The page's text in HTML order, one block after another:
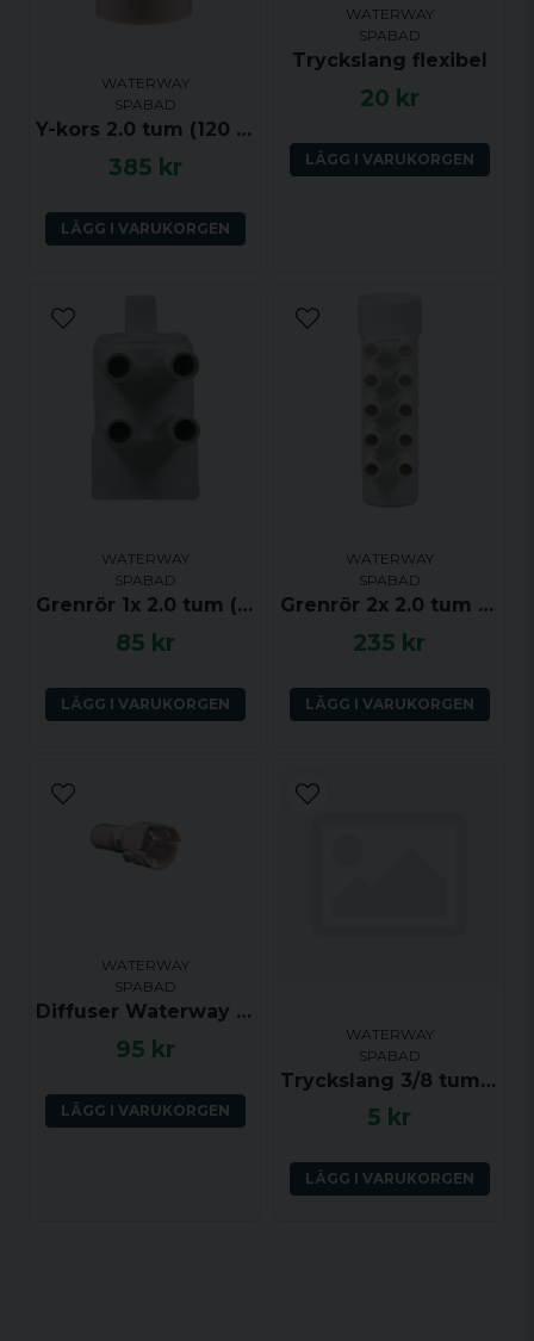
WATERWAY
SPABAD
Y-kors 2.0 tum (120 grader) ho-ho-ho
385 kr
LÄGG I VARUKORGEN
WATERWAY
SPABAD
Tryckslang flexibel
20 kr
LÄGG I VARUKORGEN
WATERWAY
SPABAD
Grenrör 1x 2.0 tum (ho) till 4x 0.75 tum (ha) med dränering
85 kr
LÄGG I VARUKORGEN
WATERWAY
SPABAD
Grenrör 2x 2.0 tum (ha-ho) till 10x 0.75 tum (ha)
235 kr
LÄGG I VARUKORGEN
WATERWAY
SPABAD
Diffuser Waterway Clusterstorm (klick)
95 kr
LÄGG I VARUKORGEN
WATERWAY
SPABAD
Tryckslang 3/8 tum (YD ca 14 mm, ID ca 9.5 mm) per dm
5 kr
LÄGG I VARUKORGEN
Skicka fråga